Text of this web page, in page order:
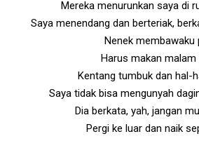
Mereka menurunkan saya di
Saya menendang dan berteriak,
Nenek membawaku
Harus makan malam
Kentang tumbuk dan hal-
Saya tidak bisa mengunyah
Dia berkata, yah, jangan
Pergi ke luar dan naik